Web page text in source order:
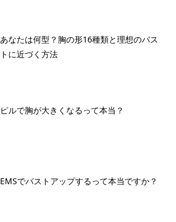
あなたは何型？胸の形16種類と理想のバス
トに近づく方法
ピルで胸が大きくなるって本当？
EMSでバストアップするって本当ですか？